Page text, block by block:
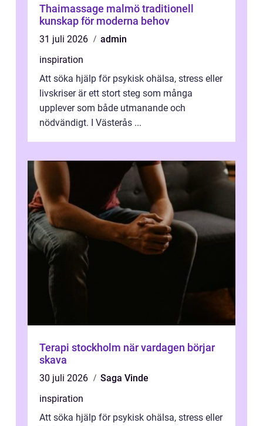
Thaimassage malmö traditionell
kunskap för moderna behov
31 juli 2026
admin
inspiration
Att söka hjälp för psykisk ohälsa, stress eller
livskriser är ett stort steg som många
upplever som både utmanande och
nödvändigt. I Västerås ...
Terapi stockholm när vardagen börjar
skava
30 juli 2026
Saga Vinde
inspiration
Att söka hjälp för psykisk ohälsa, stress eller